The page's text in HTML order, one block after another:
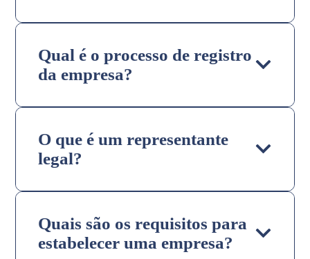
Qual é o processo de registro
da empresa?
O que é um representante
legal?
Quais são os requisitos para
estabelecer uma empresa?